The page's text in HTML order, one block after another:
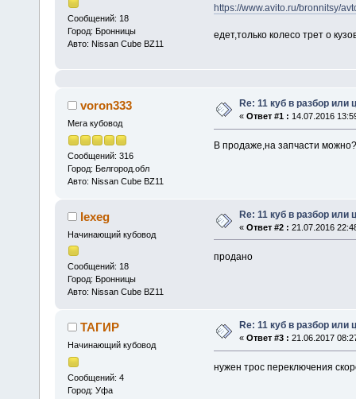
Сообщений: 18
Город: Бронницы
Авто: Nissan Cube BZ11
https://www.avito.ru/bronnitsy/
едет,только колесо трет о
voron333
Мега кубовод
Сообщений: 316
Город: Белгород.обл
Авто: Nissan Cube BZ11
Re: 11 куб в разбор или
« Ответ #1 : 14.07.2016
В продаже,на запчасти
lexeg
Начинающий кубовод
Сообщений: 18
Город: Бронницы
Авто: Nissan Cube BZ11
Re: 11 куб в разбор или
« Ответ #2 : 21.07.2016
продано
ТАГИР
Начинающий кубовод
Сообщений: 4
Город: Уфа
Re: 11 куб в разбор или
« Ответ #3 : 21.06.2017
нужен трос переключения